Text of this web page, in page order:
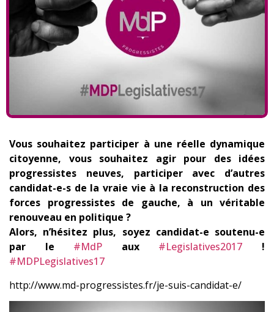
Vous souhaitez participer à une réelle dynamique
citoyenne, vous souhaitez agir pour des idées
progressistes neuves, participer avec d’autres
candidat-e-s de la vraie vie à la reconstruction des
forces progressistes de gauche, à un véritable
renouveau en politique ?
Alors, n’hésitez plus, soyez candidat-e soutenu-e
par le #MdP aux #Legislatives2017 !
#MDPLegislatives17
http://www.md-progressistes.fr/je-suis-candidat-e/